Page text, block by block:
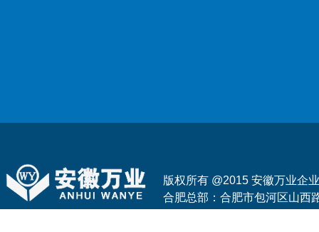
版权所有 @2015 安徽万业企
合肥总部：合肥市包河区山西